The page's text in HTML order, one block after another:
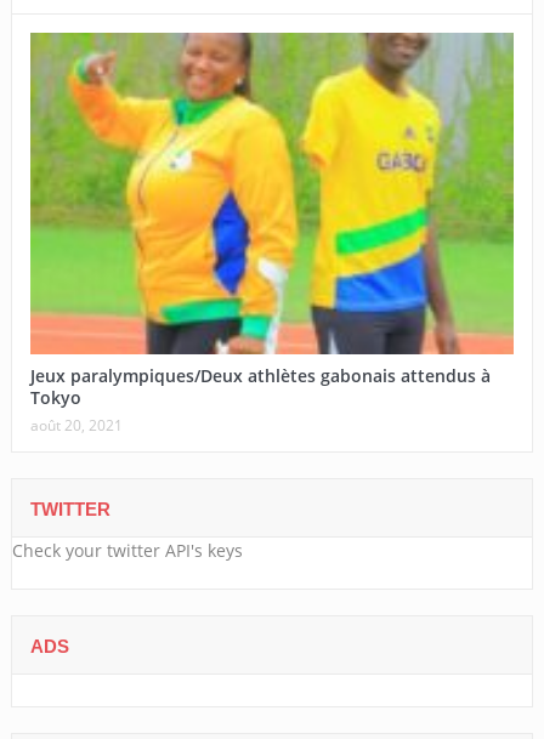
Jeux paralympiques/Deux athlètes gabonais attendus à
Tokyo
août 20, 2021
TWITTER
Check your twitter API's keys
ADS